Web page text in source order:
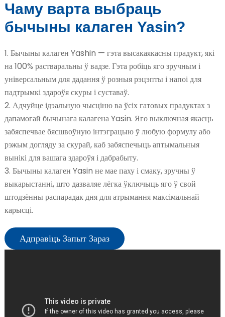
Чаму варта выбраць
бычыны калаген Yasin?
1. Бычыны калаген Yashin — гэта высакаякасны прадукт, які
на 100% растваральны ў вадзе. Гэта робіць яго зручным і
універсальным для дадання ў розныя рэцэпты і напоі для
падтрымкі здароўя скуры і суставаў.
2. Адчуйце ідэальную чысціню ва ўсіх гатовых прадуктах з
дапамогай бычынага калагена Yasin. Яго выключная якасць
забяспечвае бясшвоўную інтэграцыю ў любую формулу або
рэжым догляду за скурай, каб забяспечыць аптымальныя
вынікі для вашага здароўя і дабрабыту.
3. Бычыны калаген Yasin не мае паху і смаку, зручны ў
выкарыстанні, што дазваляе лёгка ўключыць яго ў свой
штодзённы распарадак дня для атрымання максімальнай
карысці.
Адправіць Запыт Зараз